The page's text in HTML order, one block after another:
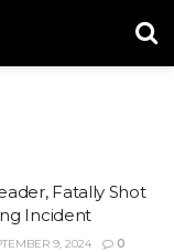
Fatally Shot
Incident
9, 2024
0